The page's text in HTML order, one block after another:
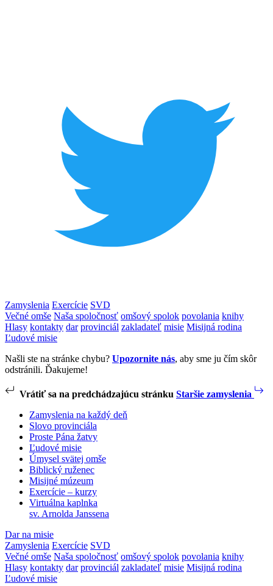
Zamyslenia Exercície SVD
Večné omše Naša spoločnosť omšový spolok povolania knihy
Hlasy kontakty dar provinciál zakladateľ misie Misijná rodina
Ľudové misie
Našli ste na stránke chybu? Upozornite nás, aby sme ju čím skôr
odstránili. Ďakujeme!
Vrátiť sa na predchádzajúcu stránku Staršie zamyslenia
Zamyslenia na každý deň
Slovo provinciála
Proste Pána žatvy
Ľudové misie
Úmysel svätej omše
Biblický ruženec
Misijné múzeum
Exercície – kurzy
Virtuálna kaplnka
sv. Arnolda Janssena
Dar na misie
Zamyslenia Exercície SVD
Večné omše Naša spoločnosť omšový spolok povolania knihy
Hlasy kontakty dar provinciál zakladateľ misie Misijná rodina
Ľudové misie